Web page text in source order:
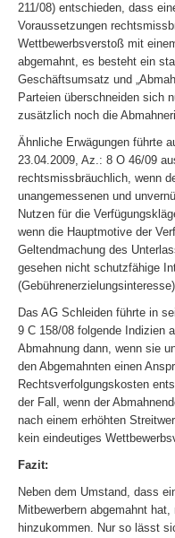
211/08) entschieden, dass
Voraussetzungen
Wettbewerbsverstoß mit
abgemahnt, es besteht ein
Geschäftsumsatz und
Parteien überschneiden sich
zusätzlich noch die
Ähnliche Erwägungen führte
23.04.2009, Az.: 8 O 46/09
rechtsmissbräuchlich, wenn
unangemessenen und
Nutzen für die
wenn die Hauptmotive der
Geltendmachung des
gesehen nicht schutzfähige
Das AG Schleiden führte in
9 C 158/08 folgende Indizien
Abmahnung dann, wenn sie
den Abgemahnten einen
Rechtsverfolgungskosten
der Fall, wenn der
nach einem erhöhten
kein eindeutiges
Fazit:
Neben dem Umstand, dass
Mitbewerbern abgemahnt
hinzukommen. Nur so lässt